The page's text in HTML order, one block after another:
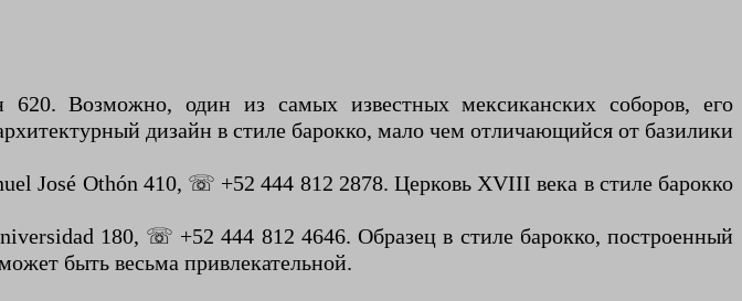
Возможно, один из самых известных мексиканских соборов, его
дизайн в стиле барокко, мало чем отличающийся от базилики
José Othón 410, ☏ +52 444 812 2878. Церковь XVIII века в стиле барокко
180, ☏ +52 444 812 4646. Образец в стиле барокко, построенный
быть весьма привлекательной.